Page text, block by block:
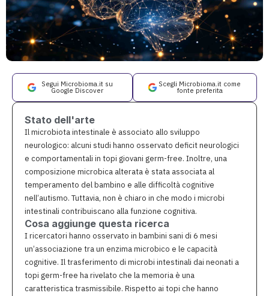
Segui Microbioma.it su
Google Discover
Scegli Microbioma.it come
fonte preferita
Stato dell'arte
Il microbiota intestinale è associato allo sviluppo
neurologico: alcuni studi hanno osservato deficit neurologici
e comportamentali in topi giovani germ-free. Inoltre, una
composizione microbica alterata è stata associata al
temperamento del bambino e alle difficoltà cognitive
nell’autismo. Tuttavia, non è chiaro in che modo i microbi
intestinali contribuiscano alla funzione cognitiva.
Cosa aggiunge questa ricerca
I ricercatori hanno osservato in bambini sani di 6 mesi
un’associazione tra un enzima microbico e le capacità
cognitive. Il trasferimento di microbi intestinali dai neonati a
topi germ-free ha rivelato che la memoria è una
caratteristica trasmissibile. Rispetto ai topi che hanno